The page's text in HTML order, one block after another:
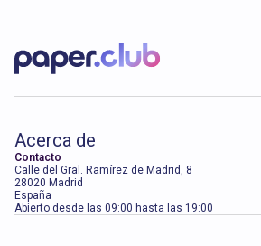
Acerca de
Contacto
Calle del Gral. Ramírez de Madrid, 8
28020 Madrid
España
Abierto desde las 09:00 hasta las 19:00